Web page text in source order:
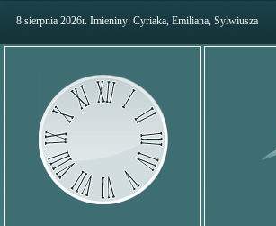
8 sierpnia 2026r. Imieniny: Cyriaka, Emiliana, Sylwiusza